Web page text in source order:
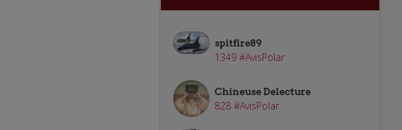
spitfire89
1349 #AvisPolar
Chineuse Delecture
828 #AvisPolar